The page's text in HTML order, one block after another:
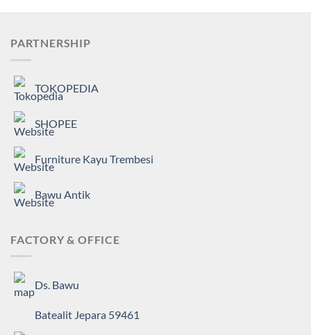
PARTNERSHIP
TOKOPEDIA
SHOPEE
Furniture Kayu Trembesi
Bawu Antik
FACTORY & OFFICE
Ds. Bawu
Batealit Jepara 59461